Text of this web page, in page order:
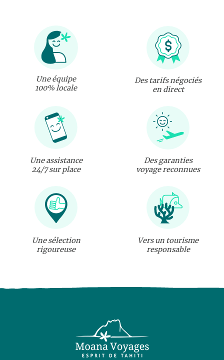
Une équipe
100% locale
Des tarifs négociés
en direct
Une assistance
24/7 sur place
Des garanties
voyage reconnues
Une sélection
rigoureuse
Vers un tourisme
responsable